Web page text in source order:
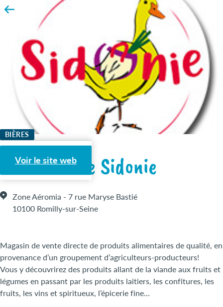
BIÈRES
Voir le site web
Le Panier de Sidonie
Zone Aéromia - 7 rue Maryse Bastié
10100 Romilly-sur-Seine
Magasin de vente directe de produits alimentaires de qualité, en
provenance d’un groupement d’agriculteurs-producteurs!
Vous y découvrirez des produits allant de la viande aux fruits et
légumes en passant par les produits laitiers, les confitures, les
fruits, les vins et spiritueux, l’épicerie fine…